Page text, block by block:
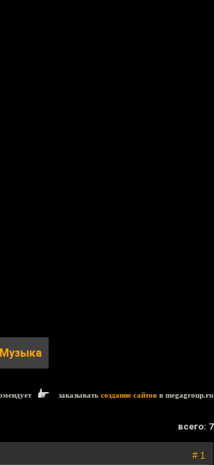
заказывать создание сайтов в megagroup.ru
всего: 7
# 1